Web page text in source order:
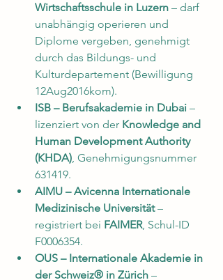
Wirtschaftsschule in Luzern – darf
unabhängig operieren und
Diplome vergeben, genehmigt
durch das Bildungs- und
Kulturdepartement (Bewilligung
12Aug2016kom).
ISB – Berufsakademie in Dubai –
lizenziert von der Knowledge and
Human Development Authority
(KHDA), Genehmigungsnummer
631419.
AIMU – Avicenna Internationale
Medizinische Universität –
registriert bei FAIMER, Schul-ID
F0006354.
OUS – Internationale Akademie in
der Schweiz® in Zürich –